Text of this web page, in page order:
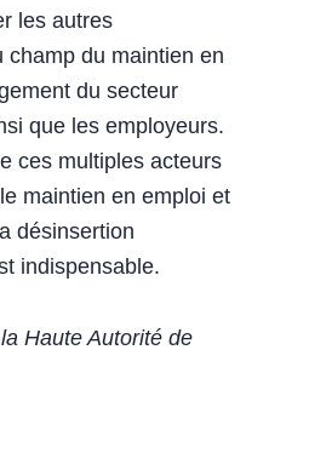
les autres
champ du maintien en
du secteur
que les employeurs.
ces multiples acteurs
maintien en emploi et
désinsertion
indispensable.
Haute Autorité de